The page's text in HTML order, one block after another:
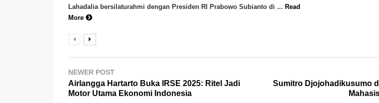
Lahadalia bersilaturahmi dengan Presiden RI Prabowo Subianto di ... Read
More
NEWER POST
Airlangga Hartarto Buka IRSE 2025: Ritel Jadi
Motor Utama Ekonomi Indonesia
Sumitro Djojohadikusumo